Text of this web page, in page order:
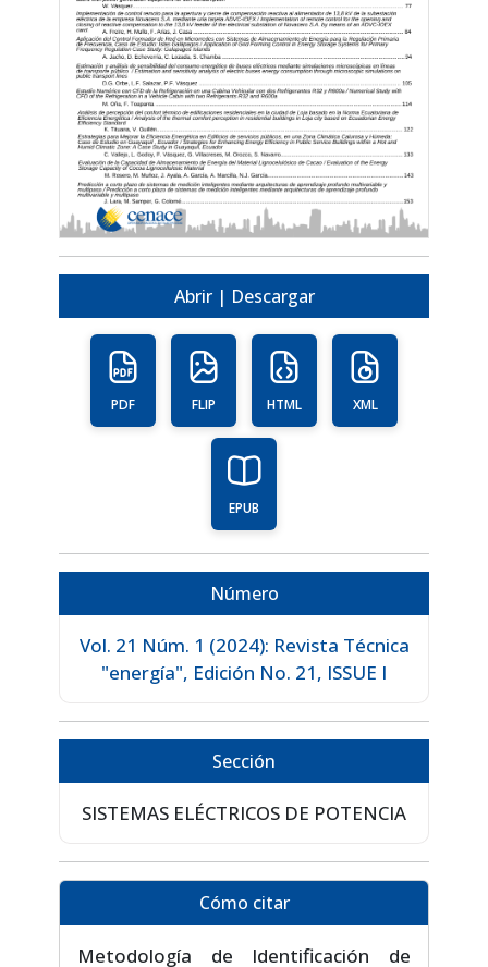
Abrir | Descargar
PDF FLIP HTML XML
EPUB
Número
Vol. 21 Núm. 1 (2024): Revista Técnica
"energía", Edición No. 21, ISSUE I
Sección
SISTEMAS ELÉCTRICOS DE POTENCIA
Cómo citar
Metodología de Identificación de